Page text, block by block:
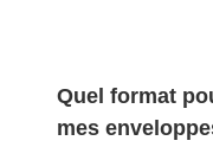
Quel format
mes